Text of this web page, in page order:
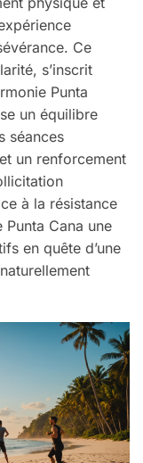
Ce
s’inscrit
Punta
un équilibre
séances
un renforcement
à la résistance
Cana une
en quête d’une